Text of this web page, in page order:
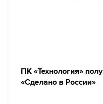
ПК «Технология»
«Сделано в России»